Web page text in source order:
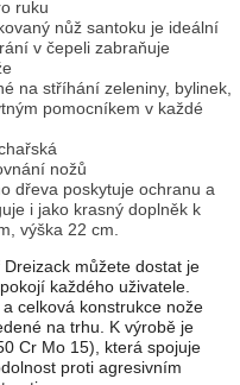
ruku
nůž santoku je ideální
v čepeli zabraňuje
na stříhání zeleniny, bylinek,
pomocníkem v každé
nožů
dřeva poskytuje ochranu a
i jako krasný doplněk k
výška 22 cm.
můžete dostat je
každého uživatele.
celková konstrukce nože
na trhu. K výrobě je
Cr Mo 15), která spojuje
proti agresivním